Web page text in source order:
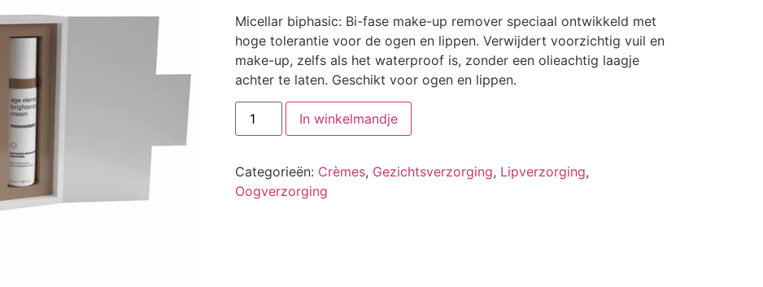
Micellar biphasic: Bi-fase make-up remover speciaal ontwikkeld met
hoge tolerantie voor de ogen en lippen. Verwijdert voorzichtig vuil en
make-up, zelfs als het waterproof is, zonder een olieachtig laagje
achter te laten. Geschikt voor ogen en lippen.
Pack
micellar
+
+
bri
cream
In winkelmandje
Categorieën: Crèmes, Gezichtsverzorging, Lipverzorging,
Oogverzorging